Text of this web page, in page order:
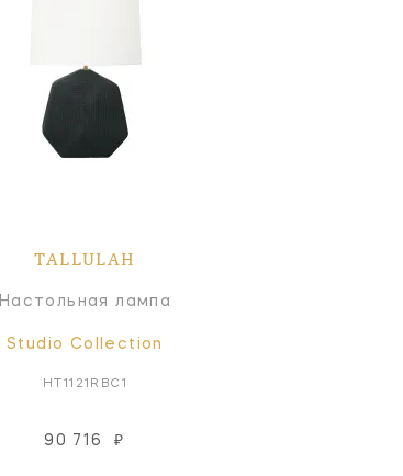
TALLULAH
Настольная лампа
Studio Collection
HT1121RBC1
90 716 ₽